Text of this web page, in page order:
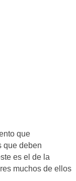
que
que deben
es el de la
muchos de ellos